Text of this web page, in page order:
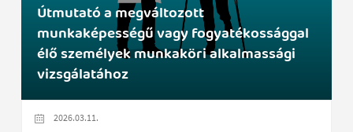
Útmutató a megváltozott
munkaképességű vagy fogyatékossággal
élő személyek munkaköri alkalmassági
vizsgálatához
2026.03.11.